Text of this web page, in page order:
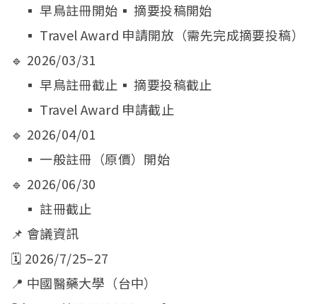
▪ 早鳥註冊開始▪ 摘要投稿開始
▪ Travel Award 申請開放（需先完成摘要投稿）
🔹 2026/03/31
▪ 早鳥註冊截止▪ 摘要投稿截止
▪ Travel Award 申請截止
🔹 2026/04/01
▪ 一般註冊（原價）開始
🔹 2026/06/30
▪ 註冊截止
📌 會議資訊
🗓 2026/7/25–27
📍 中國醫藥大學（台中）